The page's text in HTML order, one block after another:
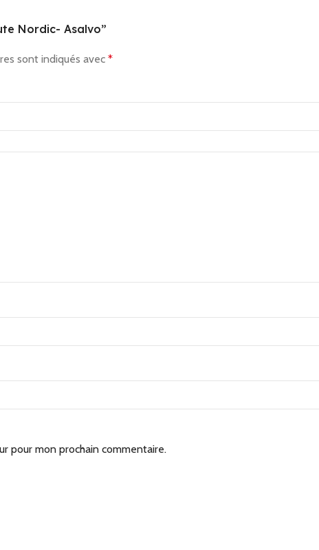
Nordic- Asalvo”
sont indiqués avec *
pour mon prochain commentaire.